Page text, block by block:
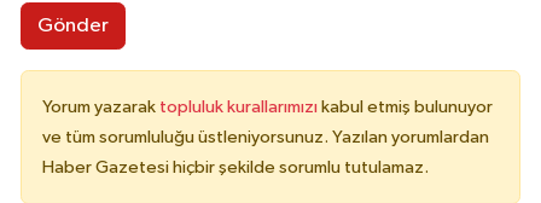
Gönder
Yorum yazarak topluluk kurallarımızı kabul etmiş bulunuyor
ve tüm sorumluluğu üstleniyorsunuz. Yazılan yorumlardan
Haber Gazetesi hiçbir şekilde sorumlu tutulamaz.